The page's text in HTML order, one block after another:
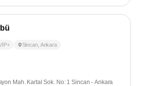
Sincan, Ankara
Mah. Kartal Sok. No: 1 Sincan - Ankara